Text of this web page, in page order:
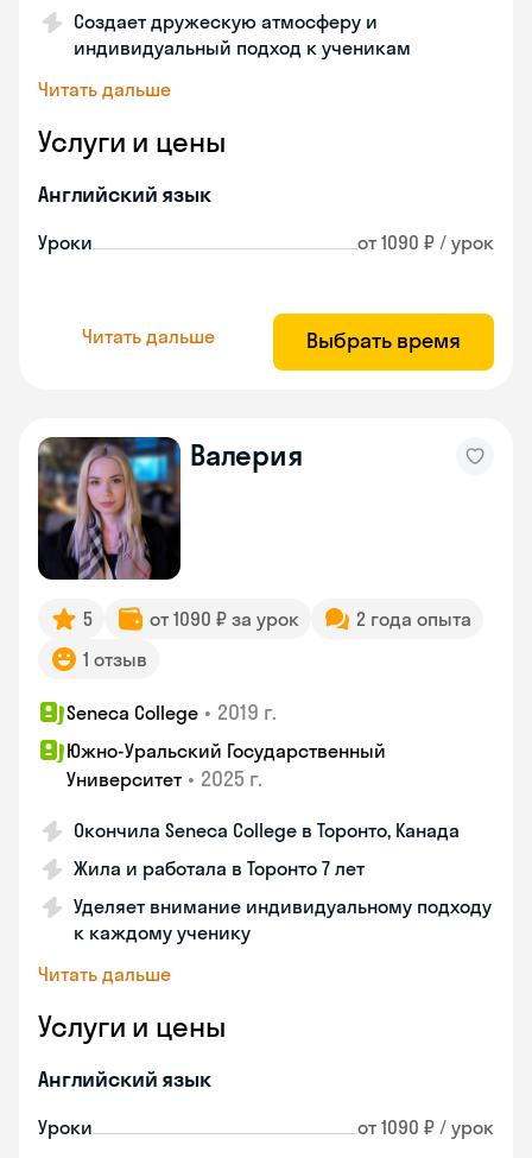
Создает дружескую атмосферу и
индивидуальный подход к ученикам
Читать дальше
Услуги и цены
Английский язык
Уроки от 1090 ₽ / урок
Читать дальше Выбрать время
Валерия
5 от 1090 ₽ за урок
2 года опыта
1 отзыв
Seneca College • 2019 г.
Южно-Уральский Государственный
Университет • 2025 г.
Окончила Seneca College в Торонто, Канада
Жила и работала в Торонто 7 лет
Уделяет внимание индивидуальному подходу
к каждому ученику
Читать дальше
Услуги и цены
Английский язык
Уроки от 1090 ₽ / урок